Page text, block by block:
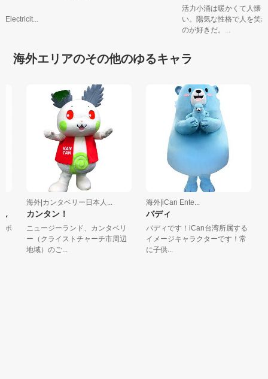
Electricit...
活力小涌は暖かくて人懐
い。陽気な性格で人を笑
のが好きだ。...
海外エリアのその他のゆるキャラ
海外|カンタベリー日本人...
カンタン！
ニュージーランド、カンタベリ
ー（クライストチャーチ市周辺
地域）のご...
海外|iCan Ente...
バディ
バディです！iCan台湾所属する
イメージキャラクターです！常
に子供...